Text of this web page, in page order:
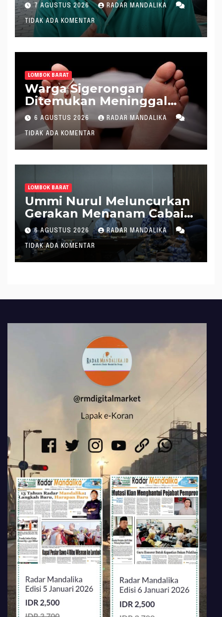
DPRD NTB, Najamudin
Sebut Putusan Hakim
Aneh dan Ganjil, Bakal
Lapor Hakim Tipikor
Mataram ke MA
7 AGUSTUS 2026 RADAR MANDALIKA
TIDAK ADA KOMENTAR
LOMBOK BARAT
Warga Sigerongan
Ditemukan Meninggal
saat Setrum Ikan di
Sungai
6 AGUSTUS 2026 RADAR MANDALIKA
TIDAK ADA KOMENTAR
LOMBOK BARAT
Ummi Nurul Meluncurkan
Gerakan Menanam Cabai
Tangani Inflasi
6 AGUSTUS 2026 RADAR MANDALIKA
TIDAK ADA KOMENTAR